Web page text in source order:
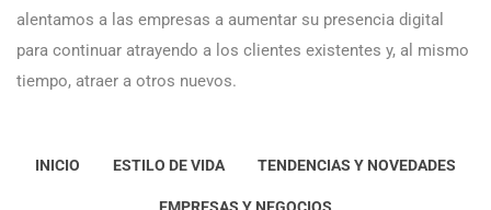
alentamos a las empresas a aumentar su presencia digital
para continuar atrayendo a los clientes existentes y, al mismo
tiempo, atraer a otros nuevos.
INICIO ESTILO DE VIDA TENDENCIAS Y NOVEDADES